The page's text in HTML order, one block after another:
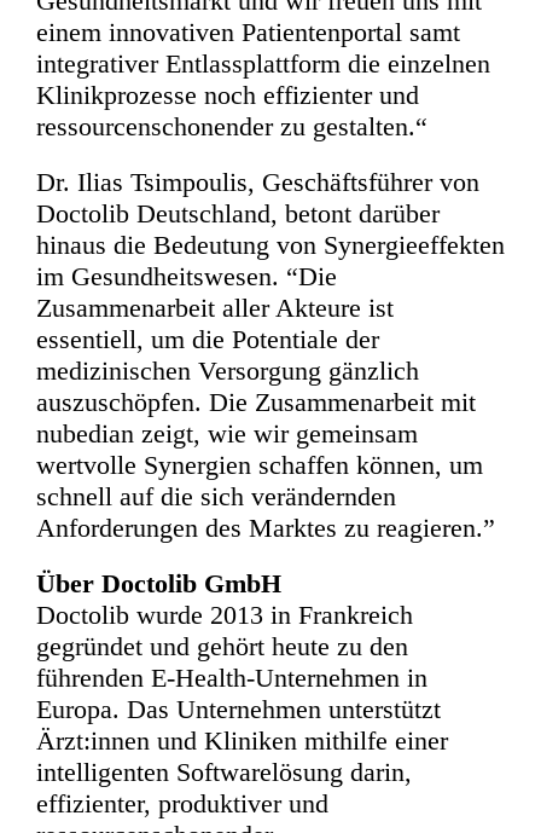
einem innovativen Patientenportal samt
integrativer Entlassplattform die einzelnen
Klinikprozesse noch effizienter und
ressourcenschonender zu gestalten.“
Dr. Ilias Tsimpoulis, Geschäftsführer von
Doctolib Deutschland, betont darüber
hinaus die Bedeutung von Synergieeffekten
im Gesundheitswesen. “Die
Zusammenarbeit aller Akteure ist
essentiell, um die Potentiale der
medizinischen Versorgung gänzlich
auszuschöpfen. Die Zusammenarbeit mit
nubedian zeigt, wie wir gemeinsam
wertvolle Synergien schaffen können, um
schnell auf die sich verändernden
Anforderungen des Marktes zu reagieren.”
Über Doctolib GmbH
Doctolib wurde 2013 in Frankreich
gegründet und gehört heute zu den
führenden E-Health-Unternehmen in
Europa. Das Unternehmen unterstützt
Ärzt:innen und Kliniken mithilfe einer
intelligenten Softwarelösung darin,
effizienter, produktiver und